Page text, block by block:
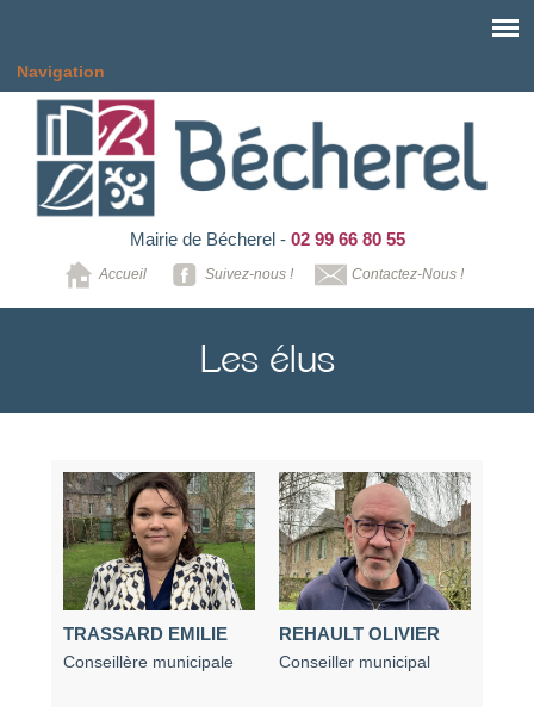
Navigation
Mairie de Bécherel - 02 99 66 80 55
Accueil Suivez-nous ! Contactez-Nous !
Les élus
TRASSARD EMILIE
Conseillère municipale
REHAULT OLIVIER
Conseiller municipal